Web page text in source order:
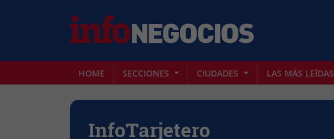
HOME SECCIONES CIUDADES LAS MÁS LEÍDAS
InfoTarjetero